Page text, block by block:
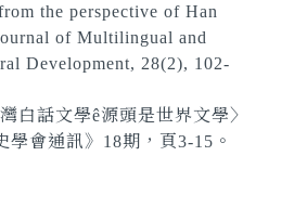
the perspective of Han
of Multilingual and
Development, 28(2), 102-
白話文學ê源頭是世界文學〉
學會通訊》18期，頁3-15。